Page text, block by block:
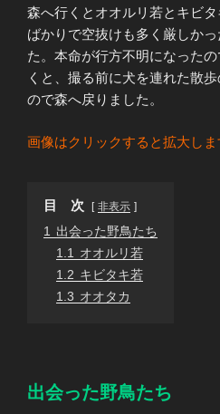
森へ行くとオオルリ若とキビ
ばかりで空抜けも多く厳しか
た。本命が行方不明になった
くと、撮る前に犬を連れた散
ので森へ戻りました。
画像はクリックすると拡大しま
目 次 非表示
1
出会った野鳥たち
1.1
オオルリ若
1.2 キビタキ若
1.3 オオタカ
出会った野鳥たち